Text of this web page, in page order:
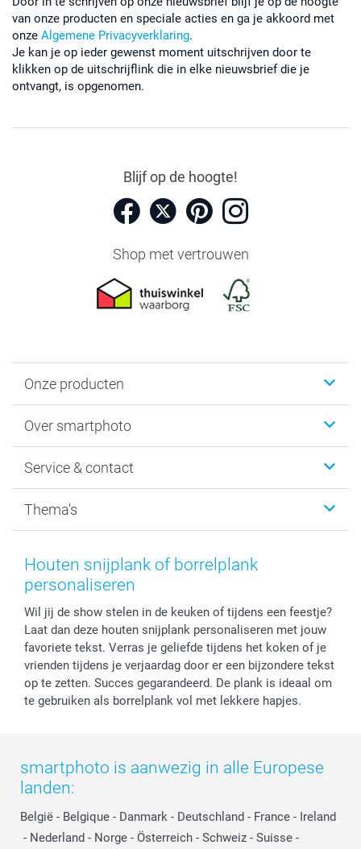
van onze producten en speciale acties en ga je akkoord met
onze Algemene Privacyverklaring.
Je kan je op ieder gewenst moment uitschrijven door te
klikken op de uitschrijflink die in elke nieuwsbrief die je
ontvangt, is opgenomen.
Blijf op de hoogte!
Shop met vertrouwen
Onze producten
Fotoboeken
Fotocadeaus
Kaarten
Over smartphoto
Vacatures
Bestelproces
Herroepingsrecht
Privacy
Reviews
Prijslijst
Investor Relations
Service & contact
Tevredenheidsgarantie
Mijn orderstatus
smartbonus
service@smartphoto.nl
Affiliate partnerprogramma
Partnerships
Influencer partnerprogramma
Thema's
Baby
Moederdag
Huwelijk
Houten snijplank of borrelplank
personaliseren
Wil jij de show stelen in de keuken of tijdens een feestje?
Laat dan deze houten snijplank personaliseren met jouw
favoriete tekst. Verras je geliefde tijdens het koken of je
vrienden tijdens je verjaardag door er een bijzondere tekst
op te zetten. Succes gegarandeerd. De plank is ideaal om
te gebruiken als borrelplank vol met lekkere hapjes.
smartphoto is aanwezig in alle Europese
landen:
België - Belgique - Danmark - Deutschland - France - Ireland
- Nederland - Norge - Österreich - Schweiz - Suisse -